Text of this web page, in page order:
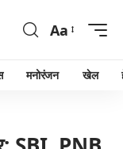
Aa
मनोरंजन खेल